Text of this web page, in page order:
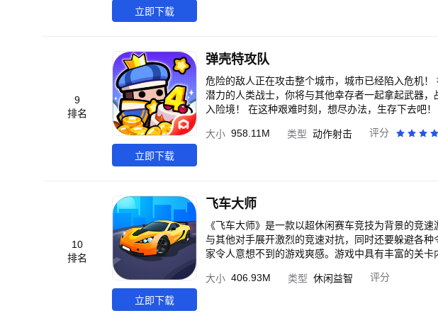
立即下载
9
排名
立即下载
弹壳特攻队
危险的敌人正在攻击整个城市，城市已经陷入危机
潜力的人类战士，你将与其他幸存者一起拿起武器
入险境！ 在这种艰难时刻，想尽办法，生存下去吧！
大小 958.11M 类型 动作射击 评分
10
排名
立即下载
飞车大师
《飞车大师》是一款以超休闲赛车竞技为背景的竞
与其他对手展开激烈的竞速对抗，同时还要躲避各
家令人意想不到的游戏爽感。游戏中具有丰富的关
操作手感，大幅简化的操作难度 2.场景丰富，赛道
大小 406.93M 类型 休闲益智 评分